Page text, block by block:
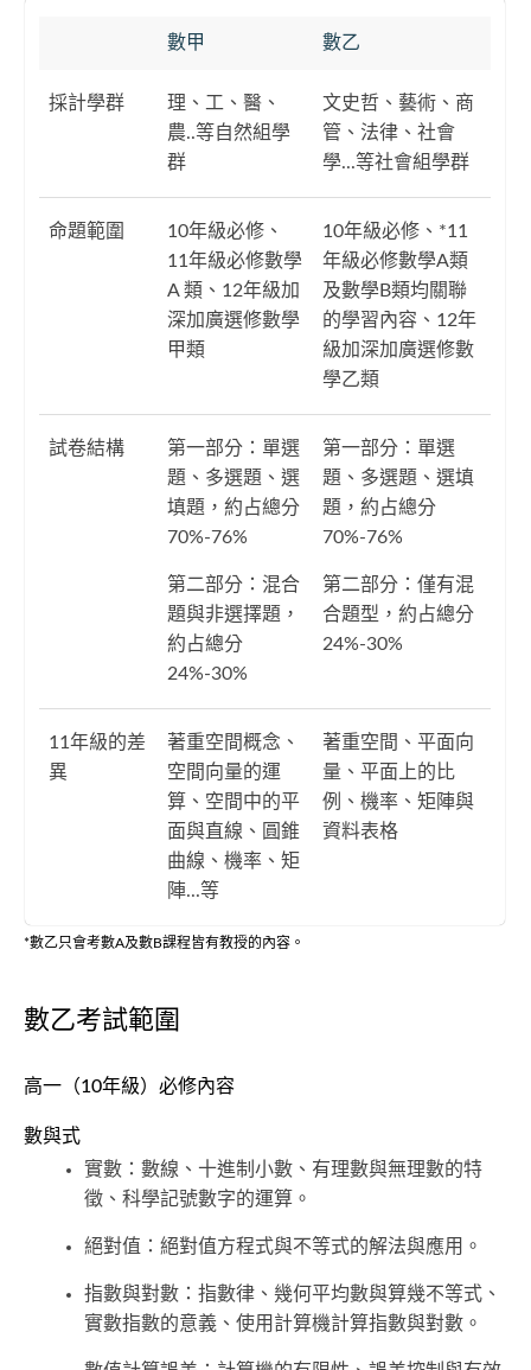
數甲 數乙
採計學群
理、工、醫、
農..等自然組學
群
文史哲、藝術、商
管、法律、社會
學...等社會組學群
命題範圍
10年級必修、
11年級必修數學
A 類、12年級加
深加廣選修數學
甲類
10年級必修、*11
年級必修數學A類
及數學B類均關聯
的學習內容、12年
級加深加廣選修數
學乙類
試卷結構
第一部分：單選
題、多選題、選
填題，約占總分
70%-76%
第二部分：混合
題與非選擇題，
約占總分
24%-30%
第一部分：單選
題、多選題、選填
題，約占總分
70%-76%
第二部分：僅有混
合題型，約占總分
24%-30%
11年級的差
異
著重空間概念、
空間向量的運
算、空間中的平
面與直線、圓錐
曲線、機率、矩
陣...等
著重空間、平面向
量、平面上的比
例、機率、矩陣與
資料表格
*數乙只會考數A及數B課程皆有教授的內容。
數乙考試範圍
高一（10年級）必修內容
數與式
實數：數線、十進制小數、有理數與無理數的特
徵、科學記號數字的運算。
絕對值：絕對值方程式與不等式的解法與應用。
指數與對數：指數律、幾何平均數與算幾不等式、
實數指數的意義、使用計算機計算指數與對數。